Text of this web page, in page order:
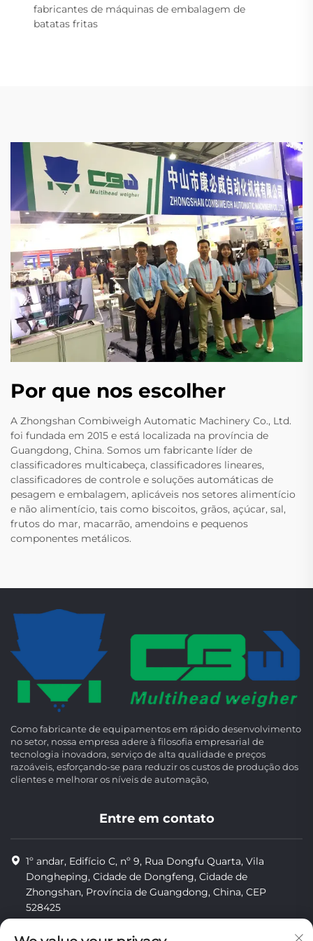
fabricantes de máquinas de embalagem de
batatas fritas
Por que nos escolher
A Zhongshan Combiweigh Automatic Machinery Co., Ltd.
foi fundada em 2015 e está localizada na província de
Guangdong, China. Somos um fabricante líder de
classificadores multicabeça, classificadores lineares,
classificadores de controle e soluções automáticas de
pesagem e embalagem, aplicáveis nos setores alimentício
e não alimentício, tais como biscoitos, grãos, açúcar, sal,
frutos do mar, macarrão, amendoins e pequenos
componentes metálicos.
Como fabricante de equipamentos em rápido desenvolvimento
no setor, nossa empresa adere à filosofia empresarial de
tecnologia inovadora, serviço de alta qualidade e preços
razoáveis, esforçando-se para reduzir os custos de produção dos
clientes e melhorar os níveis de automação,
Entre em contato
1º andar, Edifício C, nº 9, Rua Dongfu Quarta, Vila
Dongheping, Cidade de Dongfeng, Cidade de
Zhongshan, Província de Guangdong, China, CEP
528425